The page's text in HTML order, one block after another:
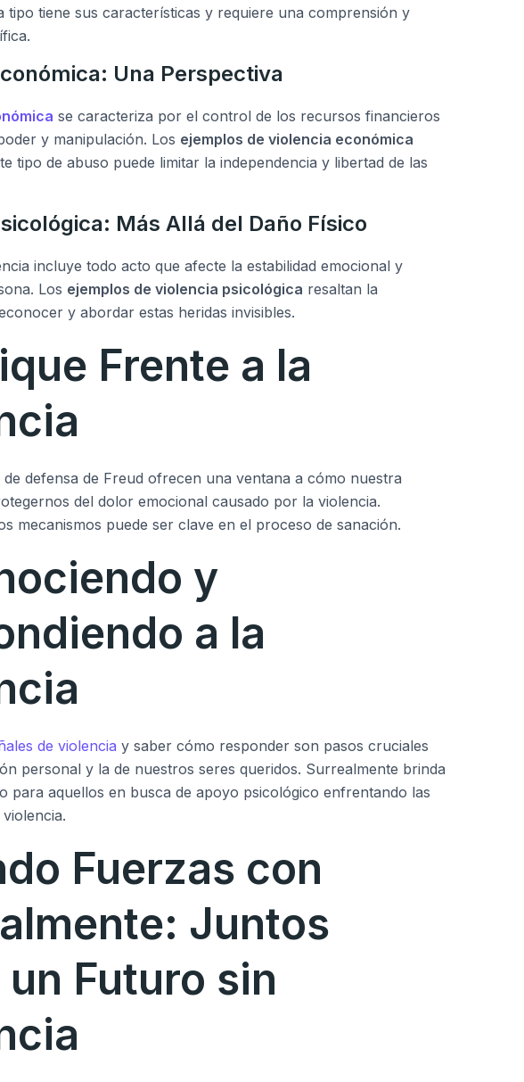
tipo tiene sus características y requiere una comprensión y
Una Perspectiva
se caracteriza por el control de los recursos financieros
y manipulación. Los ejemplos de violencia económica
tipo de abuso puede limitar la independencia y libertad de las
Más Allá del Daño Físico
incluye todo acto que afecte la estabilidad emocional y
Los ejemplos de violencia psicológica resaltan la
y abordar estas heridas invisibles.
Frente a la
de defensa de Freud ofrecen una ventana a cómo nuestra
del dolor emocional causado por la violencia.
mecanismos puede ser clave en el proceso de sanación.
y
a la
de violencia y saber cómo responder son pasos cruciales
personal y la de nuestros seres queridos. Surrealmente brinda
para aquellos en busca de apoyo psicológico enfrentando las
Fuerzas con
Juntos
Futuro sin